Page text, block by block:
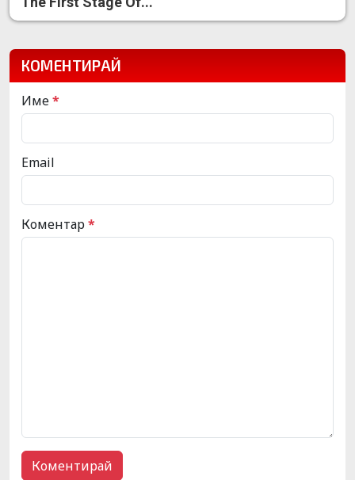
КОМЕНТИРАЙ
Име*
Email
Коментар*